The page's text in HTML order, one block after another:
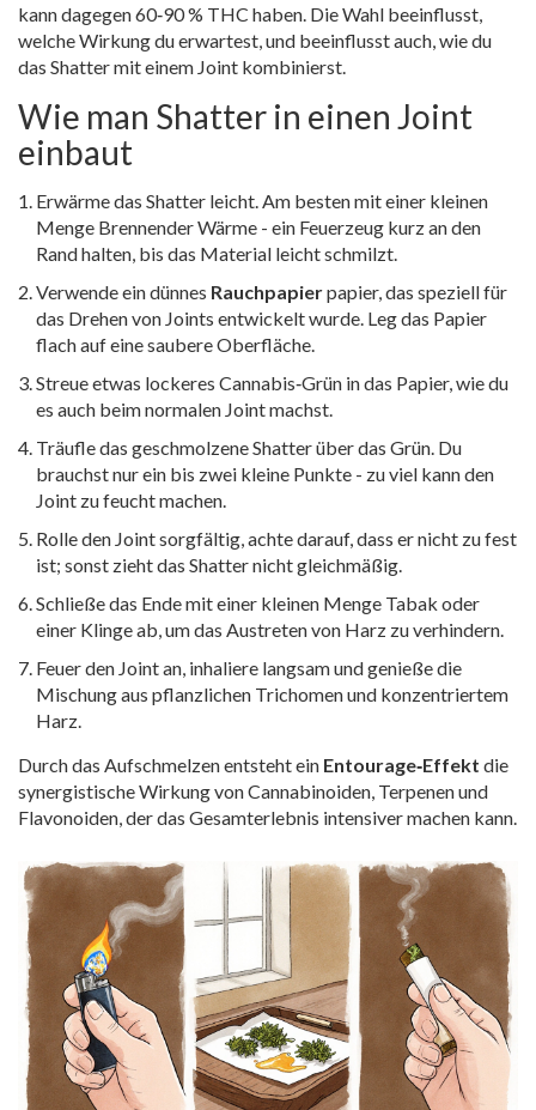
kann dagegen 60‑90 % THC haben. Die Wahl beeinflusst,
welche Wirkung du erwartest, und beeinflusst auch, wie du
das Shatter mit einem Joint kombinierst.
Wie man Shatter in einen Joint
einbaut
Erwärme das Shatter leicht. Am besten mit einer kleinen
Menge Brennender Wärme - ein Feuerzeug kurz an den
Rand halten, bis das Material leicht schmilzt.
Verwende ein dünnes Rauchpapierpapier, das speziell für
das Drehen von Joints entwickelt wurde . Leg das Papier
flach auf eine saubere Oberfläche.
Streue etwas lockeres Cannabis‑Grün in das Papier, wie du
es auch beim normalen Joint machst.
Träufle das geschmolzene Shatter über das Grün. Du
brauchst nur ein bis zwei kleine Punkte - zu viel kann den
Joint zu feucht machen.
Rolle den Joint sorgfältig, achte darauf, dass er nicht zu fest
ist; sonst zieht das Shatter nicht gleichmäßig.
Schließe das Ende mit einer kleinen Menge Tabak oder
einer Klinge ab, um das Austreten von Harz zu verhindern.
Feuer den Joint an, inhaliere langsam und genieße die
Mischung aus pflanzlichen Trichomen und konzentriertem
Harz.
Durch das Aufschmelzen entsteht ein Entourage‑Effekt die
synergistische Wirkung von Cannabinoiden, Terpenen und
Flavonoiden , der das Gesamterlebnis intensiver machen kann.